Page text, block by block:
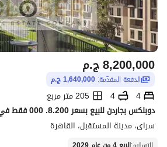
ج.م8,200,000
الدفعة المقدّمة: 1,640,000 ج.م
4
4
205 متر مربع
سراى، مدينة المستقبل، القاهرة